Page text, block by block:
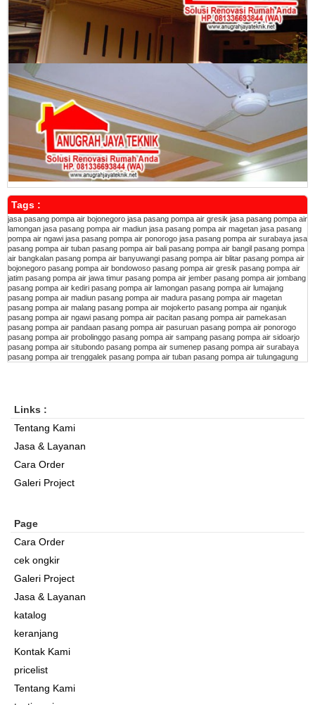
Tags :
jasa pasang pompa air bojonegoro jasa pasang pompa air gresik jasa pasang pompa air
lamongan jasa pasang pompa air madiun jasa pasang pompa air magetan jasa pasang
pompa air ngawi jasa pasang pompa air ponorogo jasa pasang pompa air surabaya jasa
pasang pompa air tuban pasang pompa air bali pasang pompa air bangil pasang pompa
air bangkalan pasang pompa air banyuwangi pasang pompa air blitar pasang pompa air
bojonegoro pasang pompa air bondowoso pasang pompa air gresik pasang pompa air
jatim pasang pompa air jawa timur pasang pompa air jember pasang pompa air jombang
pasang pompa air kediri pasang pompa air lamongan pasang pompa air lumajang
pasang pompa air madiun pasang pompa air madura pasang pompa air magetan
pasang pompa air malang pasang pompa air mojokerto pasang pompa air nganjuk
pasang pompa air ngawi pasang pompa air pacitan pasang pompa air pamekasan
pasang pompa air pandaan pasang pompa air pasuruan pasang pompa air ponorogo
pasang pompa air probolinggo pasang pompa air sampang pasang pompa air sidoarjo
pasang pompa air situbondo pasang pompa air sumenep pasang pompa air surabaya
pasang pompa air trenggalek pasang pompa air tuban pasang pompa air tulungagung
Links :
Tentang Kami
Jasa & Layanan
Cara Order
Galeri Project
Page
Cara Order
cek ongkir
Galeri Project
Jasa & Layanan
katalog
keranjang
Kontak Kami
pricelist
Tentang Kami